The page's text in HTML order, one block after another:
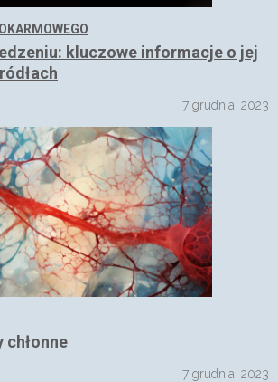
kluczowe informacje o jej
7 grudnia, 2023
chłonne
7 grudnia, 2023